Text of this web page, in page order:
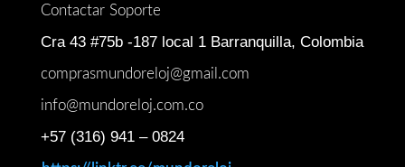
Contactar Soporte
Cra 43 #75b -187 local 1 Barranquilla, Colombia
comprasmundoreloj@gmail.com
info@mundoreloj.com.co
+57 (316) 941 – 0824